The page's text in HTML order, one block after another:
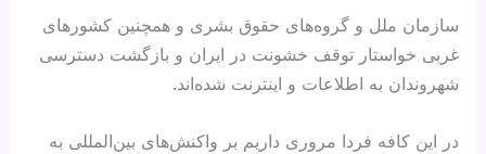
سازمان ملل و گروه‌های حقوق بشری و همچنین کشورهای
غربی خواستار توقف خشونت در ایران و بازگشت دسترسی
شهروندان به اطلاعات و اینترنت شده‌اند.
در این کافه فردا مروری داریم بر واکنش‌های بین‌المللی به